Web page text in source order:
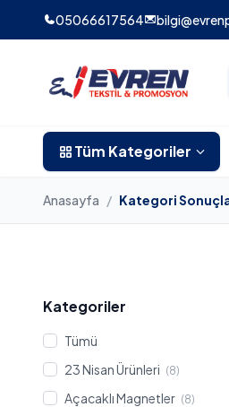
05066617564
Tüm Kategoriler
Anasayfa / Kategori
Kategoriler
Tümü
23 Nisan Ürünleri (8)
Açacaklı Magnetler (8)